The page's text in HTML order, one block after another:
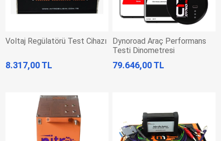
Voltaj Regülatörü Test Cihazı
8.317,00 TL
Dynoroad Araç Performans
Testi Dinometresi
79.646,00 TL